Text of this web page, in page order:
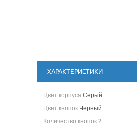
ХАРАКТЕРИСТИКИ
Цвет корпуса Серый
Цвет кнопок Черный
Количество кнопок 2